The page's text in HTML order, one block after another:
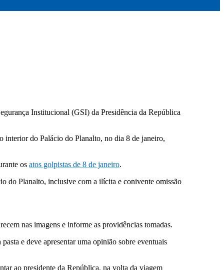
Institucional (GSI) da Presidência da República
interior do Palácio do Planalto, no dia 8 de janeiro,
os atos golpistas de 8 de janeiro.
do Planalto, inclusive com a ilícita e conivente omissão
nas imagens e informe as providências tomadas.
e deve apresentar uma opinião sobre eventuais
ao presidente da República, na volta da viagem